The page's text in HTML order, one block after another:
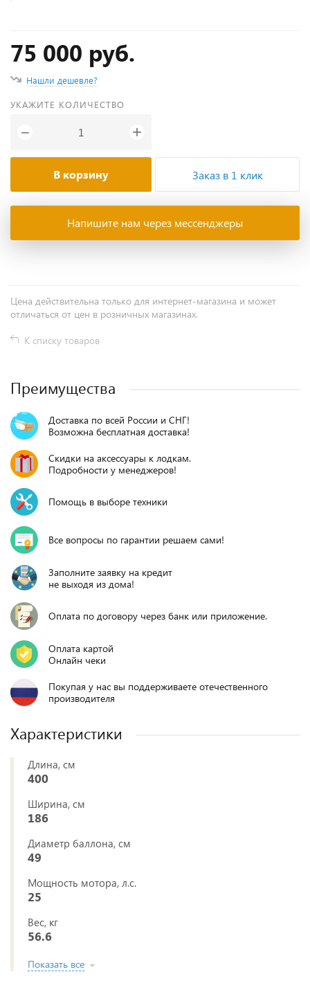
75 000 руб.
Нашли дешевле?
УКАЖИТЕ КОЛИЧЕСТВО
− +
В корзину Заказ в 1 клик
Напишите нам через мессенджеры
Цена действительна только для интернет-магазина и может
отличаться от цен в розничных магазинах.
К списку товаров
Преимущества
Доставка по всей России и СНГ!
Возможна бесплатная доставка!
Скидки на аксессуары к лодкам.
Подробности у менеджеров!
Помощь в выборе техники
Все вопросы по гарантии решаем сами!
Заполните заявку на кредит
не выходя из дома!
Оплата по договору через банк или приложение.
Оплата картой
Онлайн чеки
Покупая у нас вы поддерживаете отечественного
производителя
Характеристики
Длина, см
400
Ширина, см
186
Диаметр баллона, см
49
Мощность мотора, л.с.
25
Вес, кг
56.6
Показать все